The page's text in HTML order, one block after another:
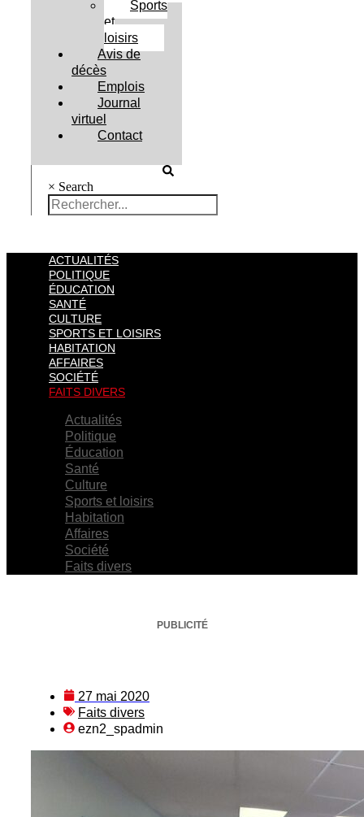
Sports
et
loisirs
Avis de
décès
Emplois
Journal
virtuel
Contact
× Search
ACTUALITÉS
POLITIQUE
ÉDUCATION
SANTÉ
CULTURE
SPORTS ET LOISIRS
HABITATION
AFFAIRES
SOCIÉTÉ
FAITS DIVERS
Actualités
Politique
Éducation
Santé
Culture
Sports et loisirs
Habitation
Affaires
Société
Faits divers
PUBLICITÉ
27 mai 2020
Faits divers
ezn2_spadmin